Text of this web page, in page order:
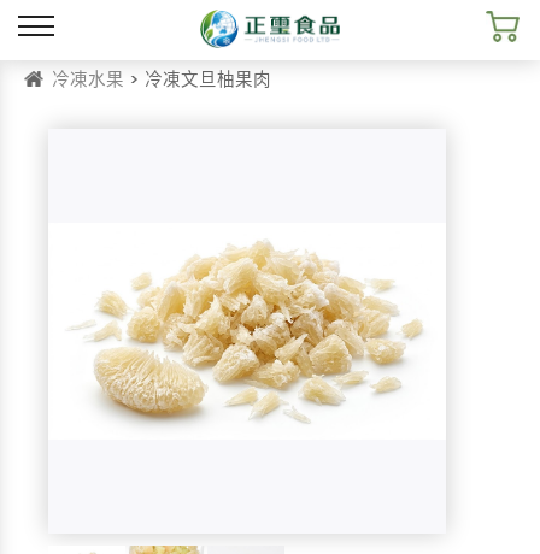
冷凍水果 > 冷凍文旦柚果肉